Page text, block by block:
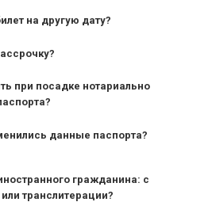
на другую дату?
при посадке нотариально
данные паспорта?
гражданина: с
транслитерации?